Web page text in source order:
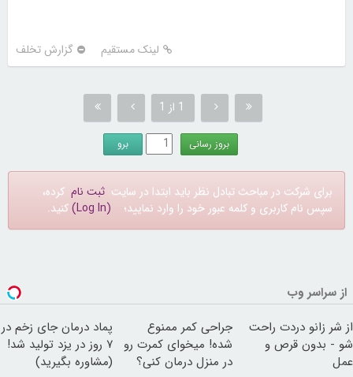
لینک مستقیم گزارش تخلف
1 از 1
برای شرکت در مباحث تبادل نظر باید ابتدا در سایت ثبت نام کرده،
سپس نام کاربری و کلمه عبور خود را وارد نمایید؛ (Log In) کنید.
از سراسر وب
از شر زانو دردت راحت
شو - بدون قرص و
عمل
جراحی کمر ممنوع
شده! میخوای کمرت رو
در منزل درمان کنی؟
پماد درمان جای زخم در
۷ روز در یزد تولید شد!
(مشاوره بگیرید)